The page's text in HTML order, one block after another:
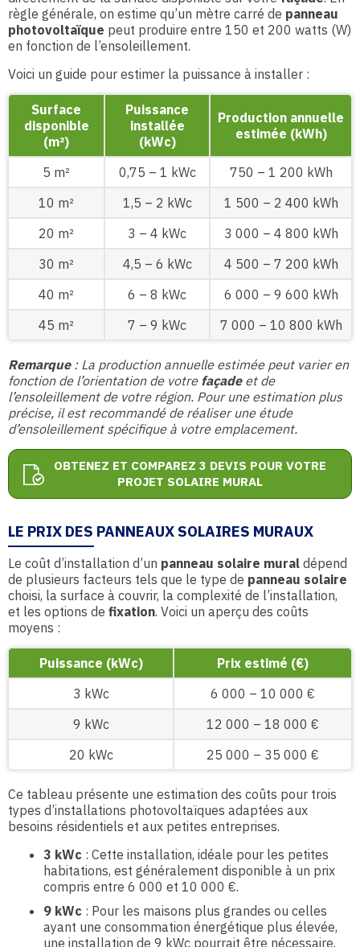
règle générale, on estime qu’un mètre carré de panneau
photovoltaïque peut produire entre 150 et 200 watts (W)
en fonction de l’ensoleillement.
Voici un guide pour estimer la puissance à installer :
Surface
disponible
(m²)
Puissance
installée
(kWc)
Production annuelle
estimée (kWh)
5 m² 0,75 – 1 kWc
750 – 1 200 kWh
10 m²
1,5 – 2 kWc
1 500 – 2 400 kWh
20 m²
3 – 4 kWc
3 000 – 4 800 kWh
30 m²
4,5 – 6 kWc
4 500 – 7 200 kWh
40 m²
6 – 8 kWc
6 000 – 9 600 kWh
45 m²
7 – 9 kWc 7 000 – 10 800 kWh
Remarque: La production annuelle estimée peut varier en
fonction de l’orientation de votre façadeet de
l’ensoleillement de votre région. Pour une estimation plus
précise, il est recommandé de réaliser une étude
d’ensoleillement spécifique à votre emplacement.
OBTENEZ ET COMPAREZ 3 DEVIS POUR VOTRE
PROJET SOLAIRE MURAL
LE PRIX DES PANNEAUX SOLAIRES MURAUX
Le coût d’installation d’un panneau solaire mural dépend
de plusieurs facteurs tels que le type de panneau solaire
choisi, la surface à couvrir, la complexité de l’installation,
et les options de fixation. Voici un aperçu des coûts
moyens :
Puissance (kWc)
Prix estimé (€)
3 kWc
6 000 – 10 000 €
9 kWc
12 000 – 18 000 €
20 kWc
25 000 – 35 000 €
Ce tableau présente une estimation des coûts pour trois
types d’installations photovoltaïques adaptées aux
besoins résidentiels et aux petites entreprises.
3 kWc : Cette installation, idéale pour les petites
habitations, est généralement disponible à un prix
compris entre 6 000 et 10 000 €.
9 kWc : Pour les maisons plus grandes ou celles
ayant une consommation énergétique plus élevée,
une installation de 9 kWc pourrait être nécessaire,